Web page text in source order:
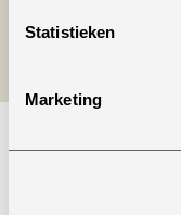
Statistieken
Marketing